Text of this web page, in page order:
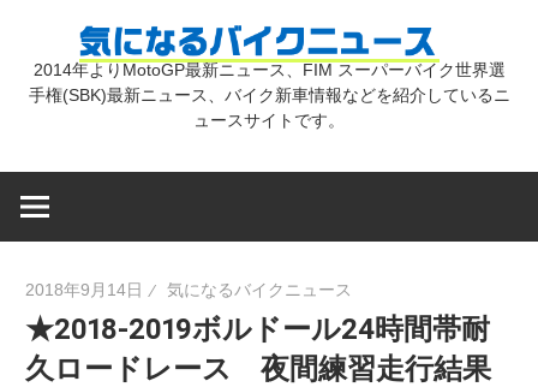
気
バ
2014年よりMotoGP最新ニュース、FIM スーパーバイク世界選
手権(SBK)最新ニュース、バイク新車情報などを紹介しているニ
ュースサイトです。
2018年9月14日 気になるバイクニュース
★2018-2019ボルドール24時間帯耐
久ロードレース 夜間練習走行結果